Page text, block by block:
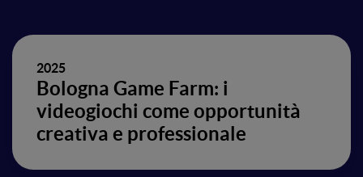
2025
Bologna Game Farm: i
videogiochi come opportunità
creativa e professionale